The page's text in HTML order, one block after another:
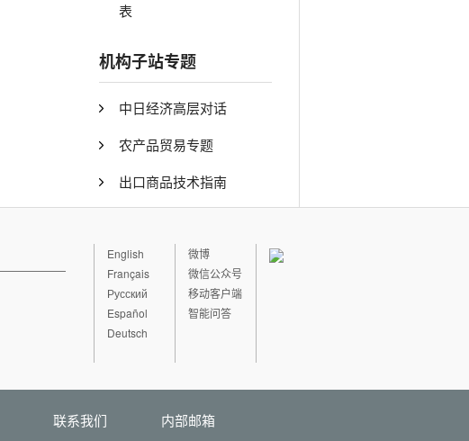
表
机构子站专题
中日经济高层对话
农产品贸易专题
出口商品技术指南
English
Français
Русский
Español
Deutsch
微博
微信公众号
移动客户端
智能问答
联系我们 内部邮箱